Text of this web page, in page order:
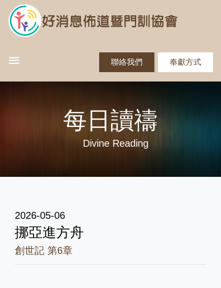
聯絡我們 奉獻方式
每日讀禱
Divine Reading
2026-05-06
挪亞進方舟
創世記 第6章